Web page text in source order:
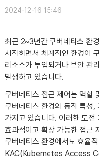
2024-12-16 15:46
최근 2~3년간 쿠버네티스 환
시작하면서 체계적인 환경이
리소스가 투입되거나 보안 관
발생하고 있습니다.
쿠버네티스 접근 제어는 역할
쿠버네티스 환경의 동적 특성,
가지고 있습니다. 이러한 도
효과적이고 확장 가능한 접근
쿠버네티스 환경에서도 효율
KAC(Kubernetes Access